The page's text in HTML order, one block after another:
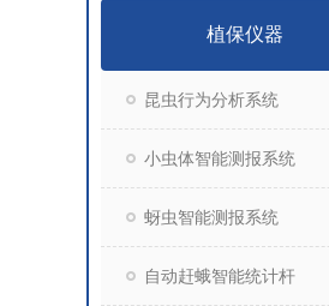
植保仪器
昆虫行为分析系统
小虫体智能测报系统
蚜虫智能测报系统
自动赶蛾智能统计杆